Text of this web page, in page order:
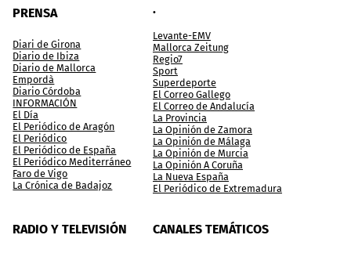
PRENSA
Diari de Girona
Diario de Ibiza
Diario de Mallorca
Empordà
Diario Córdoba
INFORMACIÓN
El Día
El Periódico de Aragón
El Periódico
El Periódico de España
El Periódico Mediterráneo
Faro de Vigo
La Crónica de Badajoz
.
Levante-EMV
Mallorca Zeitung
Regio7
Sport
Superdeporte
El Correo Gallego
El Correo de Andalucía
La Provincia
La Opinión de Zamora
La Opinión de Málaga
La Opinión de Murcia
La Opinión A Coruña
La Nueva España
El Periódico de Extremadura
RADIO Y TELEVISIÓN CANALES TEMÁTICOS